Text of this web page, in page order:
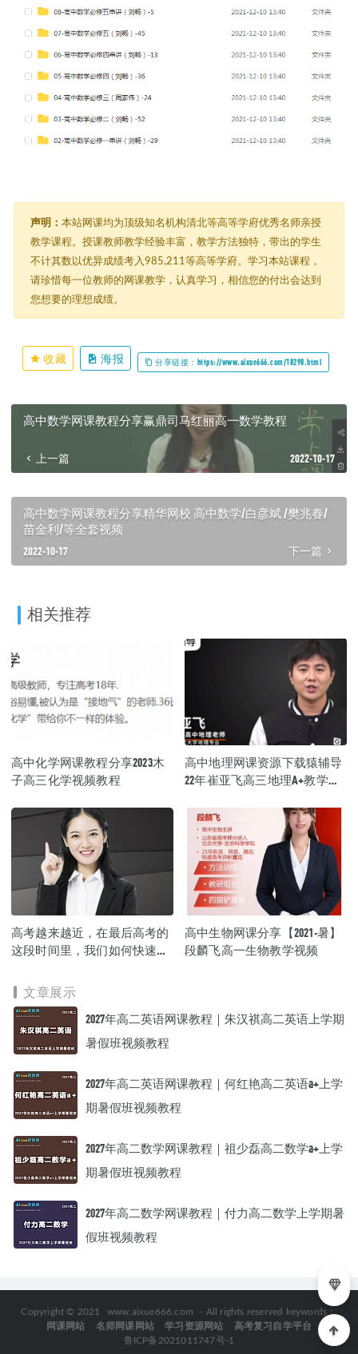
声明： 本站网课均为顶级知名机构清北等高等学府优秀名师亲授
教学课程。授课教师教学经验丰富，教学方法独特，带出的学生
不计其数以优异成绩考入985,211等高等学府。学习本站课程，
请珍惜每一位教师的网课教学，认真学习，相信您的付出会达到
您想要的理想成绩。
收藏 海报 分享链接：https://www.aixue666.com/18298.html
高中数学网课教程分享赢鼎司马红丽高一数学教程
上一篇 2022-10-17
高中数学网课教程分享精华网校 高中数学/白彦斌 /樊兆春/
苗金利/等全套视频
2022-10-17 下一篇
相关推荐
高中化学网课教程分享2023木
子高三化学视频教程
高中地理网课资源下载猿辅导
22年崔亚飞高三地理A+教学课
高考越来越近，在最后高考的
这段时间里，我们如何快速的
高中生物网课分享【2021-暑】
段麟飞高一生物教学视频
文章展示
2027年高二英语网课教程｜朱汉祺高二英语上学期
暑假班视频教程
2027年高二英语网课教程｜何红艳高二英语a+上学
期暑假班视频教程
2027年高二数学网课教程｜祖少磊高二数学a+上学
期暑假班视频教程
2027年高二数学网课教程｜付力高二数学上学期暑
假班视频教程
Copyright © 2021 www.aixue666.com
- All rights reserved keywords：
网课网站
名师网课网站 学习资源网站
高考复习自学平台
鲁ICP备2021011747号-1